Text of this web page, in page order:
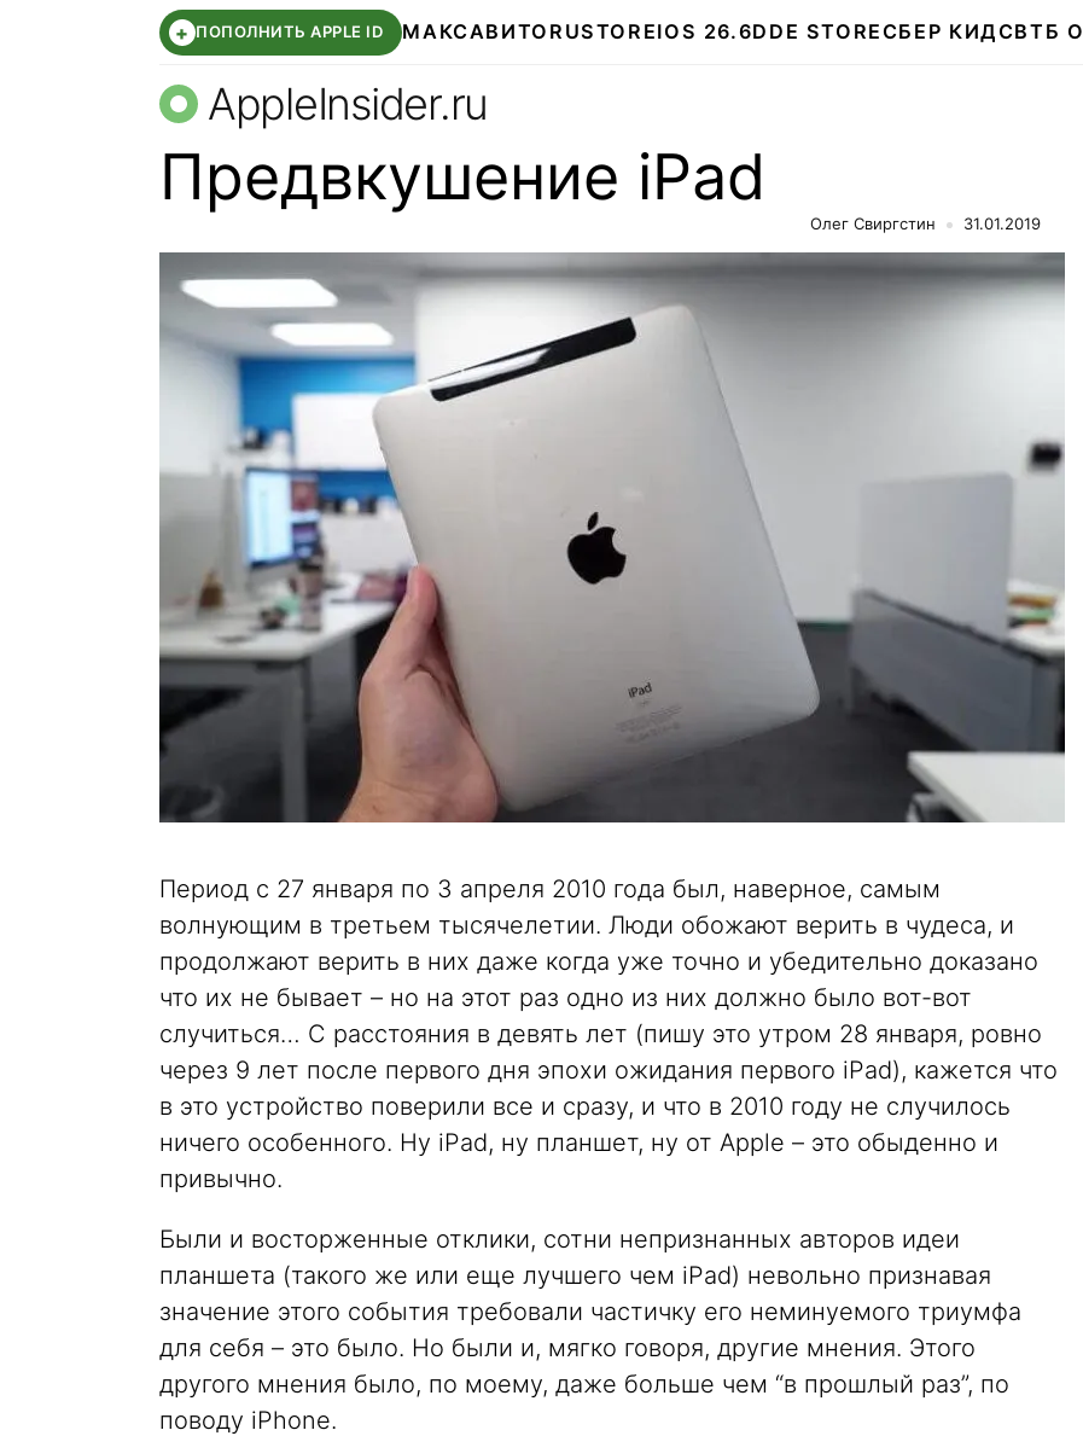
+ ПОПОЛНИТЬ APPLE ID МАКСАВИТО RUSTOREIOS 26.6DDE STORE СБЕР КИДСВТБ
AppleInsider.ru
Предвкушение iPad
Олег Свиргстин 31.01.2019
Период с 27 января по 3 апреля 2010 года был, наверное, самым
волнующим в третьем тысячелетии. Люди обожают верить в чудеса, и
продолжают верить в них даже когда уже точно и убедительно доказано
что их не бывает – но на этот раз одно из них должно было вот-вот
случиться… С расстояния в девять лет (пишу это утром 28 января, ровно
через 9 лет после первого дня эпохи ожидания первого iPad), кажется что
в это устройство поверили все и сразу, и что в 2010 году не случилось
ничего особенного. Ну iPad, ну планшет, ну от Apple – это обыденно и
привычно.
Были и восторженные отклики, сотни непризнанных авторов идеи
планшета (такого же или еще лучшего чем iPad) невольно признавая
значение этого события требовали частичку его неминуемого триумфа
для себя – это было. Но были и, мягко говоря, другие мнения. Этого
другого мнения было, по моему, даже больше чем “в прошлый раз”, по
поводу iPhone.